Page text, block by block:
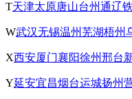
T天津太原唐山台州通辽
W武汉无锡温州芜湖梧州
X西安厦门襄阳徐州邢台
Y延安宜昌烟台运城扬州